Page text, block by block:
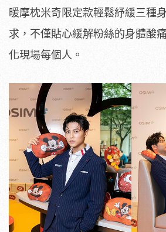
暖摩枕米奇限定款輕鬆紓緩三種
求，不僅貼心緩解粉絲的身體酸
化現場每個人。